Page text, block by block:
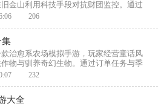
金山利用科技手段对抗财团监控。通过
车辆与设备完成渗透任务，支持非致命潜
206
集
款治愈系农场模拟手游，玩家经营童话风
物与驯养奇幻生物。通过订单任务与季
动态天气系统影响收成。无竞争设定，自
232
大全